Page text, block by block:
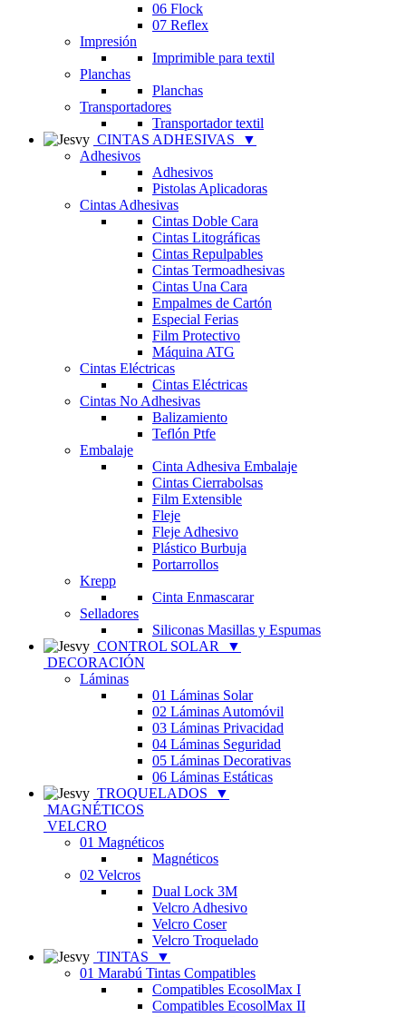
06 Flock
07 Reflex
Impresión
Imprimible para textil
Planchas
Planchas
Transportadores
Transportador textil
CINTAS ADHESIVAS
▼
Adhesivos
Adhesivos
Pistolas Aplicadoras
Cintas Adhesivas
Cintas Doble Cara
Cintas Litográficas
Cintas Repulpables
Cintas Termoadhesivas
Cintas Una Cara
Empalmes de Cartón
Especial Ferias
Film Protectivo
Máquina ATG
Cintas Eléctricas
Cintas Eléctricas
Cintas No Adhesivas
Balizamiento
Teflón Ptfe
Embalaje
Cinta Adhesiva Embalaje
Cintas Cierrabolsas
Film Extensible
Fleje
Fleje Adhesivo
Plástico Burbuja
Portarrollos
Krepp
Cinta Enmascarar
Selladores
Siliconas Masillas y Espumas
CONTROL SOLAR
▼
DECORACIÓN
Láminas
01 Láminas Solar
02 Láminas Automóvil
03 Láminas Privacidad
04 Láminas Seguridad
05 Láminas Decorativas
06 Láminas Estáticas
TROQUELADOS
▼
MAGNÉTICOS
VELCRO
01 Magnéticos
Magnéticos
02 Velcros
Dual Lock 3M
Velcro Adhesivo
Velcro Coser
Velcro Troquelado
TINTAS
▼
01 Marabú Tintas Compatibles
Compatibles EcosolMax I
Compatibles EcosolMax II